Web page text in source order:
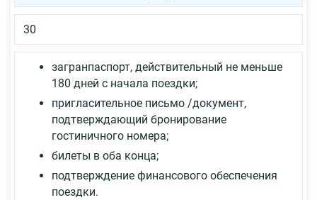
30
загранпаспорт, действительный не меньше
180 дней с начала поездки;
пригласительное письмо /документ,
подтверждающий бронирование
гостиничного номера;
билеты в оба конца;
подтверждение финансового обеспечения
поездки.